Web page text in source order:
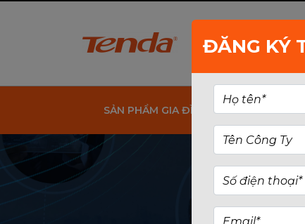
SẢN PHẨM GIA ĐÌNH SẢN
ĐĂNG KÝ